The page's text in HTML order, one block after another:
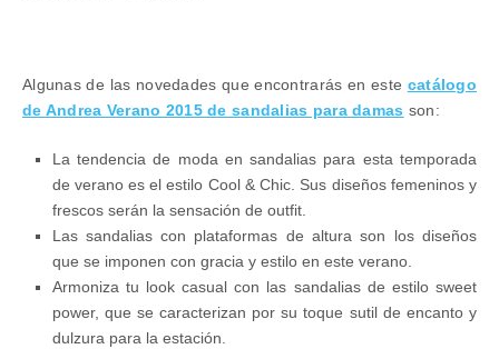
Algunas de las novedades que encontrarás en este catálogo
de Andrea Verano 2015 de sandalias para damas son:
La tendencia de moda en sandalias para esta temporada
de verano es elestilo Cool & Chic. Sus diseños femeninos y
frescos serán la sensación de outfit.
Las sandalias con plataformas de altura son los diseños
que se imponen con gracia y estilo en este verano.
Armoniza tu look casual con las sandalias de estilo sweet
power, que se caracterizan por su toque sutil de encanto y
dulzura para la estación.